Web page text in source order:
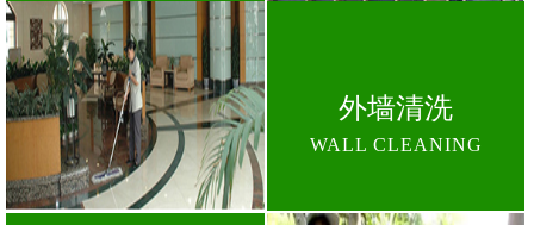
外墙清洗
WALL CLEANING